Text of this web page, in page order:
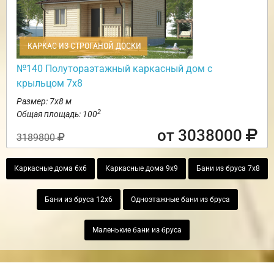
КАРКАС ИЗ СТРОГАНОЙ ДОСКИ
№140 Полутораэтажный каркасный дом с
крыльцом 7х8
Размер: 7х8 м
Общая площадь: 1002
3189800 от 3038000
Каркасные дома 6х6 Каркасные дома 9х9 Бани из бруса 7х8
Бани из бруса 12х6 Одноэтажные бани из бруса
Маленькие бани из бруса